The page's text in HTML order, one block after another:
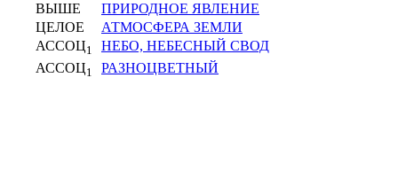
ВЫШЕ
ПРИРОДНОЕ ЯВЛЕНИЕ
ЦЕЛОЕ
АТМОСФЕРА ЗЕМЛИ
АССОЦ1
НЕБО, НЕБЕСНЫЙ СВОД
АССОЦ1 РАЗНОЦВЕТНЫЙ